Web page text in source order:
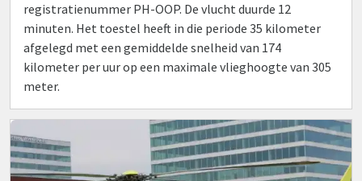
registratienummer PH-OOP. De vlucht duurde 12
minuten. Het toestel heeft in die periode 35 kilometer
afgelegd met een gemiddelde snelheid van 174
kilometer per uur op een maximale vlieghoogte van 305
meter.